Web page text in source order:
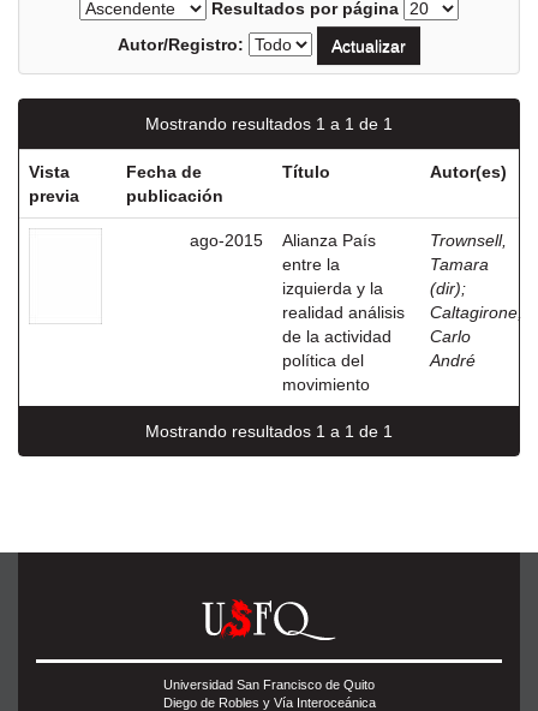
Resultados por página
Autor/Registro:
Mostrando resultados 1 a 1 de 1
Vista
previa
Fecha de
publicación
Título Autor(es)
ago-2015
Alianza País
entre la
izquierda y la
realidad análisis
de la actividad
política del
movimiento
Trownsell,
Tamara
(dir);
Caltagirone,
Carlo
André
Mostrando resultados 1 a 1 de 1
Universidad San Francisco de Quito
Diego de Robles y Vía Interoceánica